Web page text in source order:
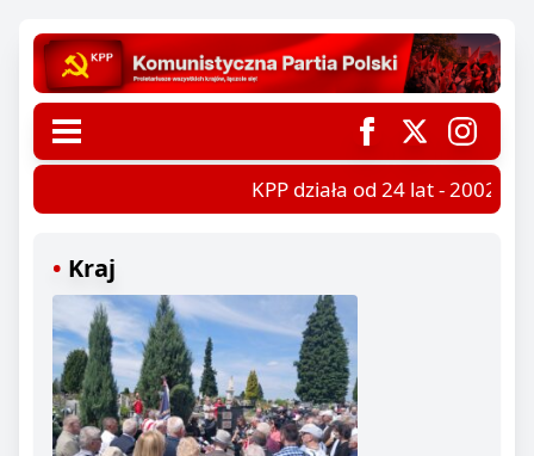
KPP działa od 24 lat - 2002-
Kraj